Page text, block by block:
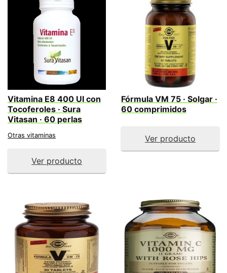
Vitamina E8 400 UI con
Tocoferoles · Sura
Vitasan · 60 perlas
Otras vitaminas
Ver producto
Fórmula VM 75 · Solgar ·
60 comprimidos
Ver producto